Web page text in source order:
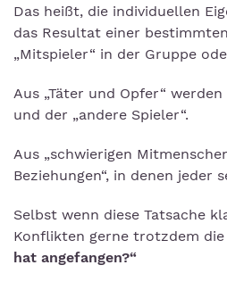
Das heißt, die individuellen
das Resultat einer
„Mitspieler“ in der Gruppe
Aus „Täter und Opfer“
und der „andere Spieler“.
Aus „schwierigen
Beziehungen“, in denen jeder
Selbst wenn diese Tatsache
Konflikten gerne trotzdem
hat angefangen?“